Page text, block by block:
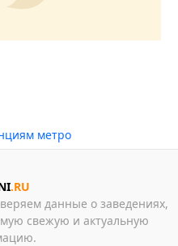
метро
.RU
данные о заведениях,
свежую и актуальную